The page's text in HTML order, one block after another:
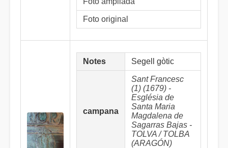
Foto original
Notes Segell gòtic
campana
Sant Francesc
(1) (1679) -
Església de
Santa Maria
Magdalena de
Sagarras Bajas -
TOLVA / TOLBA
(ARAGÓN)